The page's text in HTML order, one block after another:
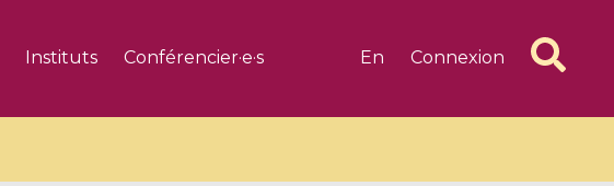
Instituts Conférencier·e·s En Connexion